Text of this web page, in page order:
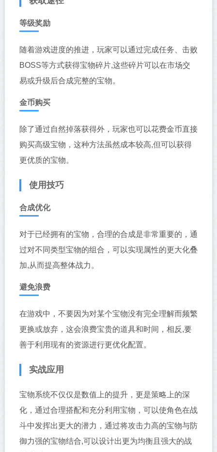
等级奖励
随着游戏进度的推进，玩家可以通过完成任务、击败
BOSS等方式获得宝物碎片,这些碎片可以在市场交
易或升级后合成完整的宝物。
金币购买
除了通过自然掉落获得外，玩家也可以花费金币直接
购买高级宝物，这种方法虽然成本较高,但可以获得
更优质的宝物。
使用技巧
合成优化
对于已经拥有的宝物，合理的合成是非常重要的，通
过对不同类型宝物的组合，可以实现属性的更大化叠
加,从而提高整体战力。
避免浪费
在游戏中，不要因为对某个宝物没有完全理解而频繁
更换或放弃，这会浪费宝贵的道具和时间，相反,要
善于利用现有的资源进行更优化配置。
实战应用
宝物系统不仅仅是数值上的提升，更是策略上的深
化，通过合理搭配和充分利用宝物，可以使角色在战
斗中发挥出更大的潜力，通过将攻击力高的宝物与防
御力强的宝物结合,可以设计出更为均衡且强大的战